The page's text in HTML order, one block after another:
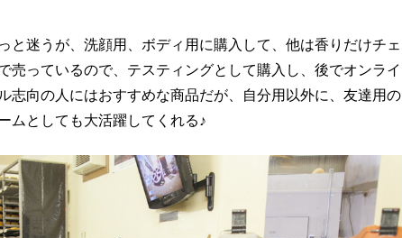
と迷うが、洗顔用、ボディ用に購入して、他は香りだけチェ
売っているので、テスティングとして購入し、後でオンライ
志向の人にはおすすめな商品だが、自分用以外に、友達用の
ムとしても大活躍してくれる♪